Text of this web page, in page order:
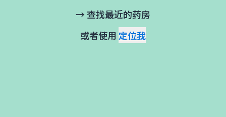
→ 查找最近的药房
或者使用 定位我